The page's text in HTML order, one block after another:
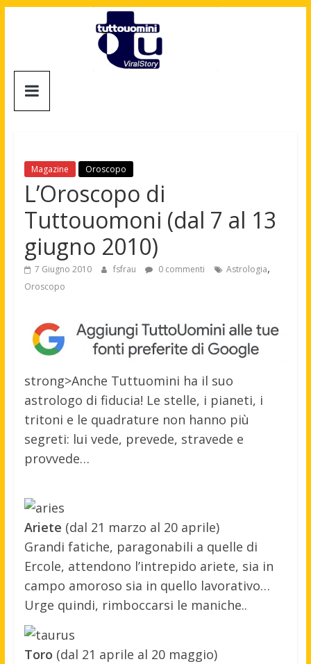
Tuttouomini
Motori,
gay
news
moda
maschile
Magazine Oroscopo
L’Oroscopo di
Tuttouomoni (dal 7 al 13
giugno 2010)
7 Giugno 2010 fsfrau 0 commenti Astrologia,
Oroscopo
strong>Anche Tuttuomini ha il suo
astrologo di fiducia! Le stelle, i pianeti, i
tritoni e le quadrature non hanno più
segreti: lui vede, prevede, stravede e
provvede…
Ariete (dal 21 marzo al 20 aprile)
Grandi fatiche, paragonabili a quelle di
Ercole, attendono l’intrepido ariete, sia in
campo amoroso sia in quello lavorativo…
Urge quindi, rimboccarsi le maniche..
Toro (dal 21 aprile al 20 maggio)